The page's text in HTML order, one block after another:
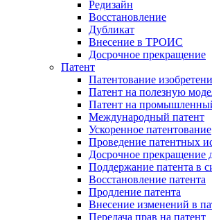
Редизайн
Восстановление
Дубликат
Внесение в ТРОИС
Досрочное прекращение
Патент
Патентование
Патент на полезную
Патент на
Международный патент
Ускоренное патентование
Проведение патентных
Досрочное прекращение
Поддержание патента в
Восстановление патента
Продление патента
Внесение изменений в
Передача прав на патент